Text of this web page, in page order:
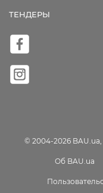
ТЕНДЕРЫ
© 2004-2026
Об BAU.ua